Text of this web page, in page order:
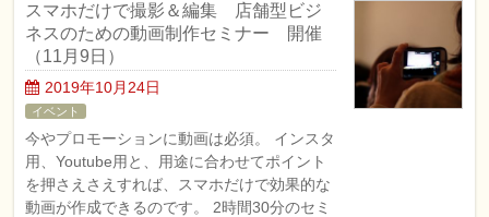
スマホだけで撮影＆編集 店舗型ビジ
ネスのための動画制作セミナー 開催
（11月9日）
2019年10月24日
イベント
今やプロモーションに動画は必須。 インスタ
用、Youtube用と、用途に合わせてポイント
を押さえさえすれば、スマホだけで効果的な
動画が作成できるのです。 2時間30分のセミ